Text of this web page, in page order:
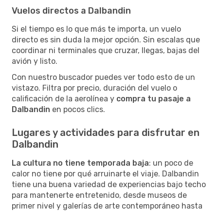
Vuelos directos a Dalbandin
Si el tiempo es lo que más te importa, un vuelo
directo es sin duda la mejor opción. Sin escalas que
coordinar ni terminales que cruzar, llegas, bajas del
avión y listo.
Con nuestro buscador puedes ver todo esto de un
vistazo. Filtra por precio, duración del vuelo o
calificación de la aerolínea y compra tu pasaje a
Dalbandin en pocos clics.
Lugares y actividades para disfrutar en
Dalbandin
La cultura no tiene temporada baja: un poco de
calor no tiene por qué arruinarte el viaje. Dalbandin
tiene una buena variedad de experiencias bajo techo
para mantenerte entretenido, desde museos de
primer nivel y galerías de arte contemporáneo hasta